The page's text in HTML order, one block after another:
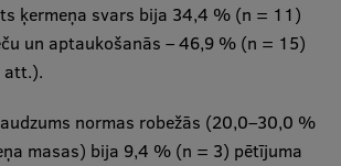
ķermeņa svars bija 34,4 % (n = 11)
un aptaukošanās – 46,9 % (n = 15)
att.).
normas robežās (20,0–30,0 %
masas) bija 9,4 % (n = 3) pētījuma